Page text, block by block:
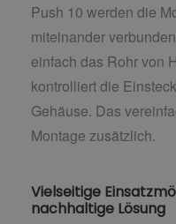
Push 10 werden die
miteinander
einfach das Rohr von
kontrolliert die
Gehäuse. Das
Montage zusätzlich.
Vielseitige
nachhaltige Lösung